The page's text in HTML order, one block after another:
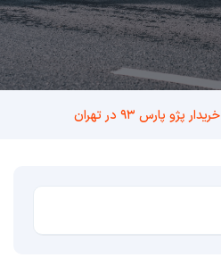
خریدار پژو پارس ۹۳ در تهران